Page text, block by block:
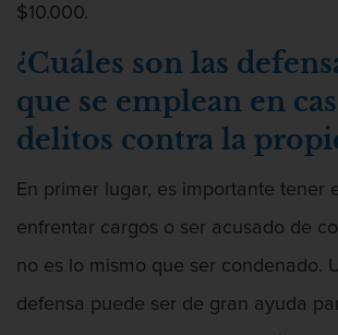
$10.000.
¿Cuáles son las
que se emplean en
delitos contra la
En primer lugar, es importante tener
enfrentar cargos o ser acusado de
no es lo mismo que ser condenado.
defensa puede ser de gran ayuda
Actos Lascivos Con Un
Agresión